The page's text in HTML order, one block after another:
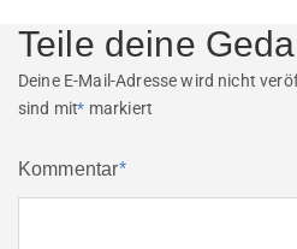
Teile deine
Deine E-Mail-Adresse wird nicht
sind mit* markiert
Kommentar*